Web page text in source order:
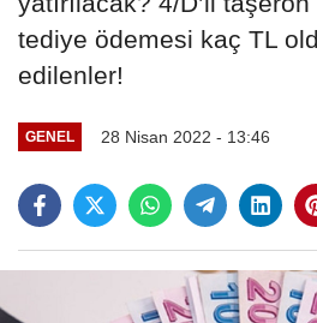
tediye ödemesi kaç TL
edilenler!
GENEL 28 Nisan 2022 - 13:46